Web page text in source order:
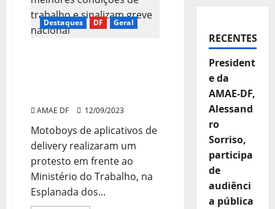
Destaques DF Geral
AMAE DF 12/09/2023
Motoboys de aplicativos de
delivery realizaram um
protesto em frente ao
Ministério do Trabalho, na
Esplanada dos...
RECENTES
President
e da
AMAE-DF,
Alessand
ro
Sorriso,
participa
de
audiênci
a pública